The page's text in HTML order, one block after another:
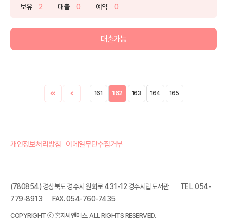
보유 2 대출 0 예약 0
대출가능
161 162 163 164 165
개인정보처리방침 이메일무단수집거부
(780854) 경상북도 경주시 원화로 431-12 경주시립도서관
TEL. 054-
779-8913
FAX. 054-760-7435
COPYRIGHT ⓒ 홍지씨앤에스. ALL RIGHTS RESERVED.